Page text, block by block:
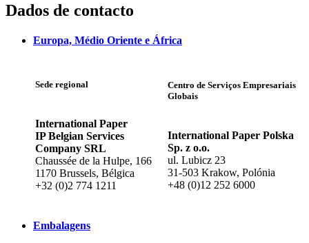
Dados de contacto
Europa, Médio Oriente e África
Sede regional
International Paper
IP Belgian Services
Company SRL
Chaussée de la Hulpe, 166
1170 Brussels, Bélgica
+32 (0)2 774 1211
Centro de Serviços Empresariais
Globais
International Paper Polska
Sp. z o.o.
ul. Lubicz 23
31-503 Krakow, Polónia
+48 (0)12 252 6000
Embalagens